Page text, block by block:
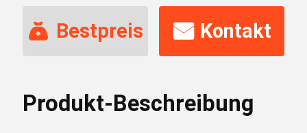
Bestpreis Kontakt
Produkt-Beschreibung